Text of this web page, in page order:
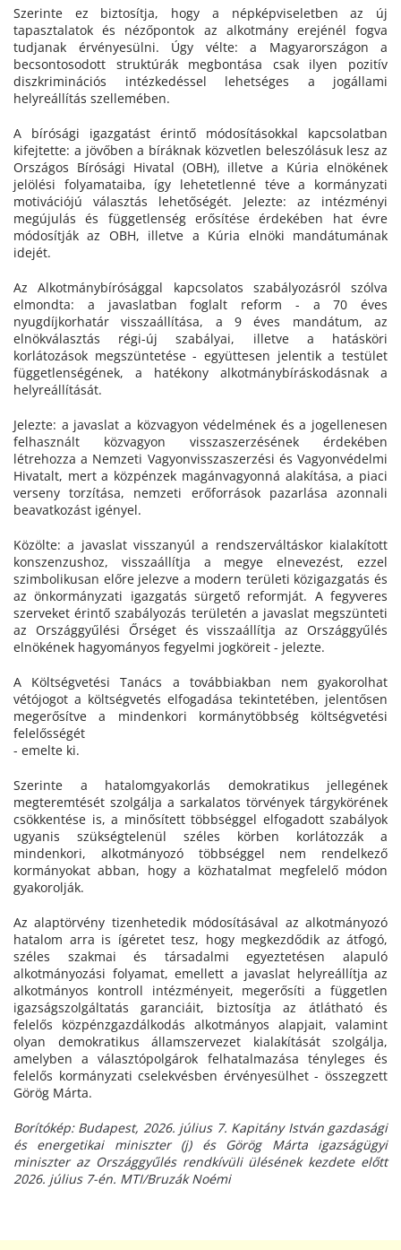
Szerinte ez biztosítja, hogy a népképviseletben az új
tapasztalatok és nézőpontok az alkotmány erejénél fogva
tudjanak érvényesülni. Úgy vélte: a Magyarországon a
becsontosodott struktúrák megbontása csak ilyen pozitív
diszkriminációs intézkedéssel lehetséges a jogállami
helyreállítás szellemében.
A bírósági igazgatást érintő módosításokkal kapcsolatban
kifejtette: a jövőben a bíráknak közvetlen beleszólásuk lesz az
Országos Bírósági Hivatal (OBH), illetve a Kúria elnökének
jelölési folyamataiba, így lehetetlenné téve a kormányzati
motivációjú választás lehetőségét. Jelezte: az intézményi
megújulás és függetlenség erősítése érdekében hat évre
módosítják az OBH, illetve a Kúria elnöki mandátumának
idejét.
Az Alkotmánybírósággal kapcsolatos szabályozásról szólva
elmondta: a javaslatban foglalt reform - a 70 éves
nyugdíjkorhatár visszaállítása, a 9 éves mandátum, az
elnökválasztás régi-új szabályai, illetve a hatásköri
korlátozások megszüntetése - együttesen jelentik a testület
függetlenségének, a hatékony alkotmánybíráskodásnak a
helyreállítását.
Jelezte: a javaslat a közvagyon védelmének és a jogellenesen
felhasznált közvagyon visszaszerzésének érdekében
létrehozza a Nemzeti Vagyonvisszaszerzési és Vagyonvédelmi
Hivatalt, mert a közpénzek magánvagyonná alakítása, a piaci
verseny torzítása, nemzeti erőforrások pazarlása azonnali
beavatkozást igényel.
Közölte: a javaslat visszanyúl a rendszerváltáskor kialakított
konszenzushoz, visszaállítja a megye elnevezést, ezzel
szimbolikusan előre jelezve a modern területi közigazgatás és
az önkormányzati igazgatás sürgető reformját. A fegyveres
szerveket érintő szabályozás területén a javaslat megszünteti
az Országgyűlési Őrséget és visszaállítja az Országgyűlés
elnökének hagyományos fegyelmi jogköreit - jelezte.
A Költségvetési Tanács a továbbiakban nem gyakorolhat
vétójogot a költségvetés elfogadása tekintetében, jelentősen
megerősítve a mindenkori kormánytöbbség költségvetési
felelősségét
- emelte ki.
Szerinte a hatalomgyakorlás demokratikus jellegének
megteremtését szolgálja a sarkalatos törvények tárgykörének
csökkentése is, a minősített többséggel elfogadott szabályok
ugyanis szükségtelenül széles körben korlátozzák a
mindenkori, alkotmányozó többséggel nem rendelkező
kormányokat abban, hogy a közhatalmat megfelelő módon
gyakorolják.
Az alaptörvény tizenhetedik módosításával az alkotmányozó
hatalom arra is ígéretet tesz, hogy megkezdődik az átfogó,
széles szakmai és társadalmi egyeztetésen alapuló
alkotmányozási folyamat, emellett a javaslat helyreállítja az
alkotmányos kontroll intézményeit, megerősíti a független
igazságszolgáltatás garanciáit, biztosítja az átlátható és
felelős közpénzgazdálkodás alkotmányos alapjait, valamint
olyan demokratikus államszervezet kialakítását szolgálja,
amelyben a választópolgárok felhatalmazása tényleges és
felelős kormányzati cselekvésben érvényesülhet - összegzett
Görög Márta.
Borítókép: Budapest, 2026. július 7. Kapitány István gazdasági
és energetikai miniszter (j) és Görög Márta igazságügyi
miniszter az Országgyűlés rendkívüli ülésének kezdete előtt
2026. július 7-én. MTI/Bruzák Noémi